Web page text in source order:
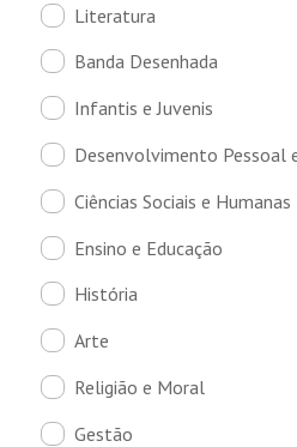
Literatura
Banda Desenhada
Infantis e Juvenis
Desenvolvimento Pessoal
Ciências Sociais e Humanas
Ensino e Educação
História
Arte
Religião e Moral
Gestão